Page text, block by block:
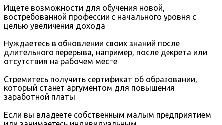
Ищете возможности для обучения новой,
востребованной профессии с начального уровня с
целью увеличения дохода
Нуждаетесь в обновлении своих знаний после
длительного перерыва, например, после декрета или
отсутствия на рабочем месте
Стремитесь получить сертификат об образовании,
который станет аргументом для повышения
заработной платы
Если вы владеете собственным малым предприятием